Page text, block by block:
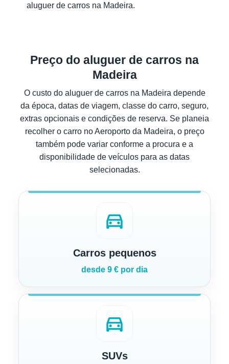
aluguer de carros na Madeira.
Preço do aluguer de carros na
Madeira
O custo do aluguer de carros na Madeira depende
da época, datas de viagem, classe do carro, seguro,
extras opcionais e condições de reserva. Se planeia
recolher o carro no Aeroporto da Madeira, o preço
também pode variar conforme a procura e a
disponibilidade de veículos para as datas
selecionadas.
directions_car
Carros pequenos
desde 9 € por dia
directions_car
SUVs